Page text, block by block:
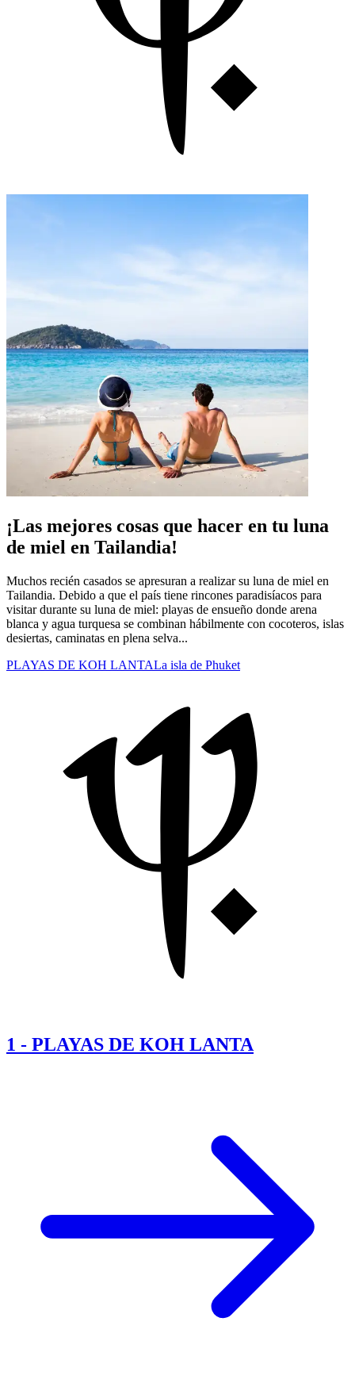
¡Las mejores cosas que hacer en tu luna
de miel en Tailandia!
Muchos recién casados se apresuran a realizar su luna de miel en
Tailandia. Debido a que el país tiene rincones paradisíacos para
visitar durante su luna de miel: playas de ensueño donde arena
blanca y agua turquesa se combinan hábilmente con cocoteros, islas
desiertas, caminatas en plena selva...
PLAYAS DE KOH LANTALa isla de Phuket
1 - PLAYAS DE KOH LANTA